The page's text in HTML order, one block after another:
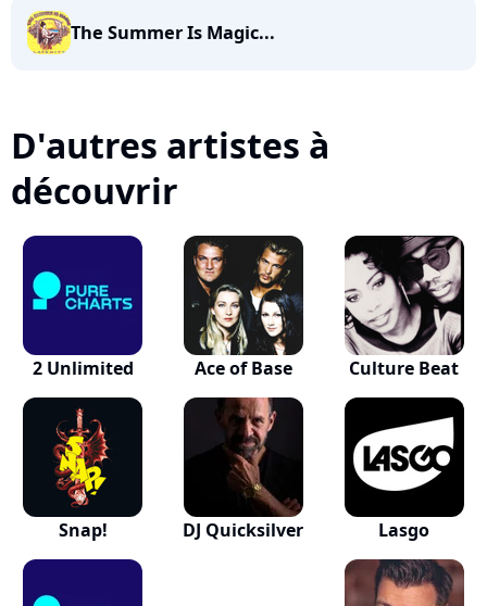
The Summer Is Magic...
D'autres artistes à
découvrir
2 Unlimited Ace of Base Culture Beat
Snap! DJ Quicksilver Lasgo